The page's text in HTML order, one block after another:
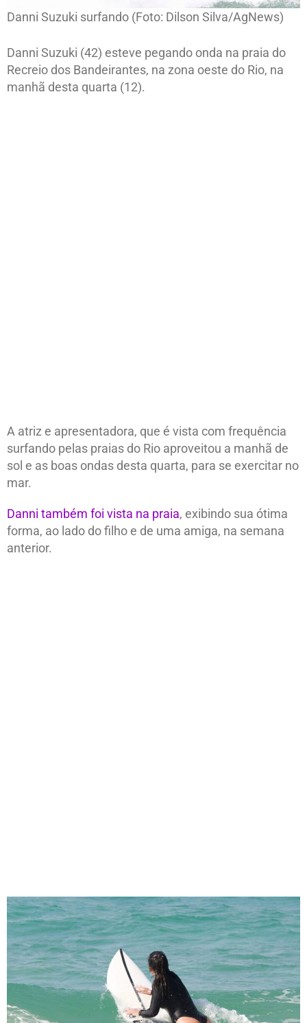
Danni Suzuki surfando (Foto: Dilson Silva/AgNews)
Danni Suzuki (42) esteve pegando onda na praia do
Recreio dos Bandeirantes, na zona oeste do Rio, na
manhã desta quarta (12).
A atriz e apresentadora, que é vista com frequência
surfando pelas praias do Rio aproveitou a manhã de
sol e as boas ondas desta quarta, para se exercitar no
mar.
Danni também foi vista na praia, exibindo sua ótima
forma, ao lado do filho e de uma amiga, na semana
anterior.